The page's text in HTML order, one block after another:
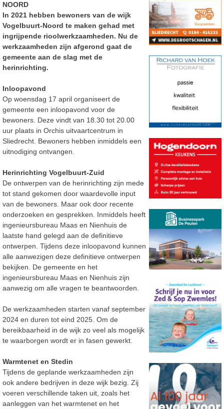
NOORD
In 2021 hebben bewoners van de wijk
Vogelbuurt-Noord te maken gehad met
ingrijpende rioolwerkzaamheden. Nu de
werkzaamheden zijn afgerond gaat de
gemeente aan de slag met de
herinrichting.
Inloopavond
Op woensdag 17 april organiseert de
gemeente een inloopavond voor de
bewoners. Deze vindt van 18.30 tot 20.00
uur plaats in Orchis uitvaartcentrum in
Sliedrecht. Bewoners hebben inmiddels een
uitnodiging ontvangen.
Herinrichting Vogelbuurt-Zuid
De ontwerpen van de herinrichting zijn mede
tot stand gekomen door waardevolle input
van de bewoners. Maar ook door recente
onderzoeken en gesprekken. Inmiddels heeft
ingenieursbureau Maas en Nienhuis de
laatste hand gelegd aan de definitieve
ontwerpen. Tijdens deze inloopavond kunnen
alle aanwezigen deze definitieve ontwerpen
bekijken. De gemeente en het
ingenieursbureau Maas en Nienhuis zijn
aanwezig om alle vragen te beantwoorden.
De werkzaamheden starten vanaf september
2024 en duren tot eind 2025. Om de
bereikbaarheid in de wijk zo veel als mogelijk
te waarborgen wordt er in fasen gewerkt.
Warmtenet en Stedin
Tijdens de geplande werkzaamheden zijn
ook andere bedrijven in deze wijk bezig. Zij
voeren verschillende taken uit, zoals het
aanleggen van het warmtenet en het